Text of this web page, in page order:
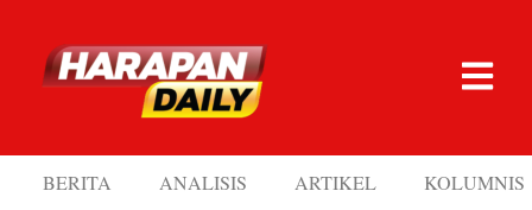
BERITA ANALISIS ARTIKEL KOLUMNIS